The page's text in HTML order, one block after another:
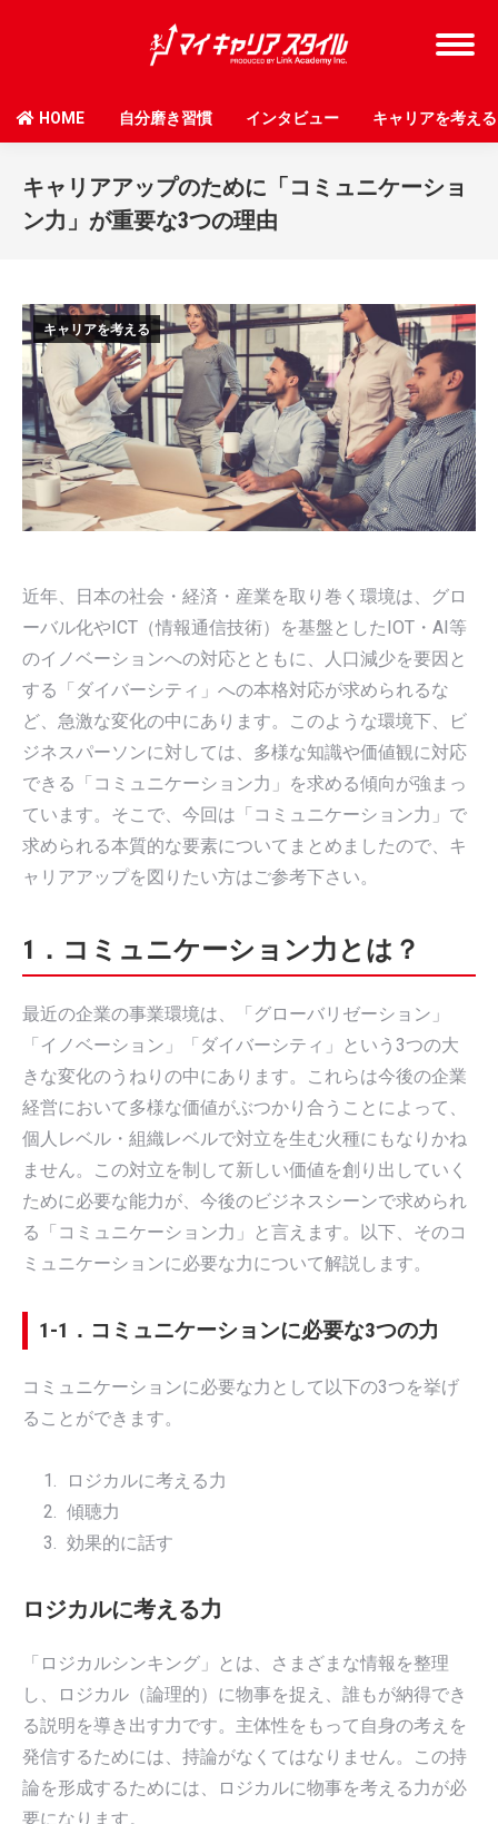
HOME 自分磨き習慣 インタビュー キャリアを考える
キャリアアップのために「コミュニケーショ
ン力」が重要な3つの理由
キャリアを考える
近年、日本の社会・経済・産業を取り巻く環境は、グロ
ーバル化やICT（情報通信技術）を基盤としたIOT・AI等
のイノベーションへの対応とともに、人口減少を要因と
する「ダイバーシティ」への本格対応が求められるな
ど、急激な変化の中にあります。このような環境下、ビ
ジネスパーソンに対しては、多様な知識や価値観に対応
できる「コミュニケーション力」を求める傾向が強まっ
ています。そこで、今回は「コミュニケーション力」で
求められる本質的な要素についてまとめましたので、キ
ャリアアップを図りたい方はご参考下さい。
1．コミュニケーション力とは？
最近の企業の事業環境は、「グローバリゼーション」
「イノベーション」「ダイバーシティ」という3つの大
きな変化のうねりの中にあります。これらは今後の企業
経営において多様な価値がぶつかり合うことによって、
個人レベル・組織レベルで対立を生む火種にもなりかね
ません。この対立を制して新しい価値を創り出していく
ために必要な能力が、今後のビジネスシーンで求められ
る「コミュニケーション力」と言えます。以下、そのコ
ミュニケーションに必要な力について解説します。
1-1．コミュニケーションに必要な3つの力
コミュニケーションに必要な力として以下の3つを挙げ
ることができます。
ロジカルに考える力
傾聴力
効果的に話す
ロジカルに考える力
「ロジカルシンキング」とは、さまざまな情報を整理
し、ロジカル（論理的）に物事を捉え、誰もが納得でき
る説明を導き出す力です。主体性をもって自身の考えを
発信するためには、持論がなくてはなりません。この持
論を形成するためには、ロジカルに物事を考える力が必
要になります。